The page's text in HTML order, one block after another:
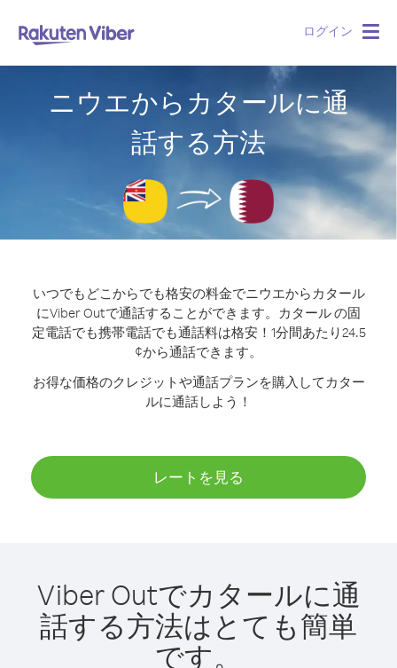
ログイン
ニウエからカタールに通
話する方法
いつでもどこからでも格安の料金でニウエからカタール
にViber Outで通話することができます。
カタール の固
定電話でも携帯電話でも通話料は格安！1分間あたり24.5
¢から通話できます。
お得な価格のクレジットや通話プランを購入してカター
ルに通話しよう！
レートを見る
Viber Outでカタールに通
話する方法はとても簡単
です。